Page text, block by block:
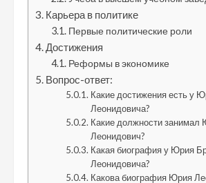
Карьера в политике
Первые политические роли
Достижения
Реформы в экономике
Вопрос-ответ:
Какие достижения есть у
Леонидовича?
Какие должности
Леонидович?
Какая биография у Юрия
Леонидовича?
Какова биография Юрия